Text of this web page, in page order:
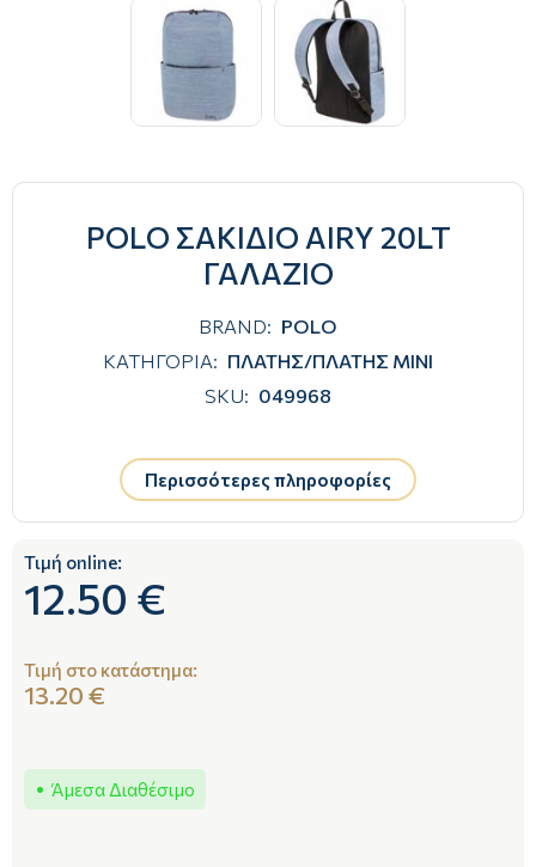
POLO ΣΑΚΙΔΙΟ AIRY 20LT
ΓΑΛΑΖΙΟ
BRAND: POLO
ΚΑΤΗΓΟΡΙΑ: ΠΛΑΤΗΣ/ΠΛΑΤΗΣ ΜΙΝΙ
SKU: 049968
Περισσότερες πληροφορίες
Τιμή online:
12.50 €
Τιμή στο κατάστημα:
13.20 €
Άμεσα Διαθέσιμο